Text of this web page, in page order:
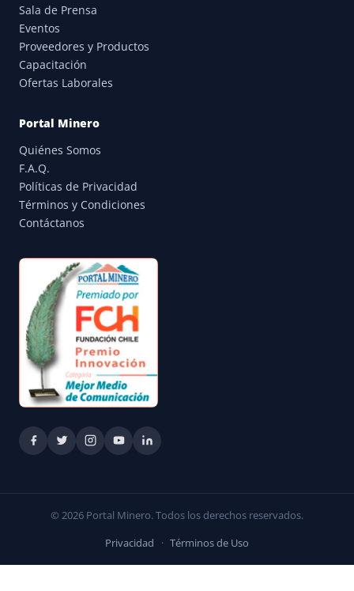
Sala de Prensa
Eventos
Proveedores y Productos
Capacitación
Ofertas Laborales
Portal Minero
Quiénes Somos
F.A.Q.
Políticas de Privacidad
Términos y Condiciones
Contáctanos
© 2026 Portal Minero. Todos los derechos reservados.
Privacidad · Términos de Uso